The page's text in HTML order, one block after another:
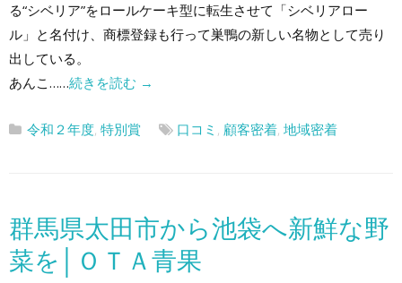
る“シベリア”をロールケーキ型に転生させて「シベリアロー
ル」と名付け、商標登録も行って巣鴨の新しい名物として売り
出している。
あんこ……続きを読む →
令和２年度, 特別賞 口コミ , 顧客密着, 地域密着
群馬県太田市から池袋へ新鮮な野
菜を│ＯＴＡ青果